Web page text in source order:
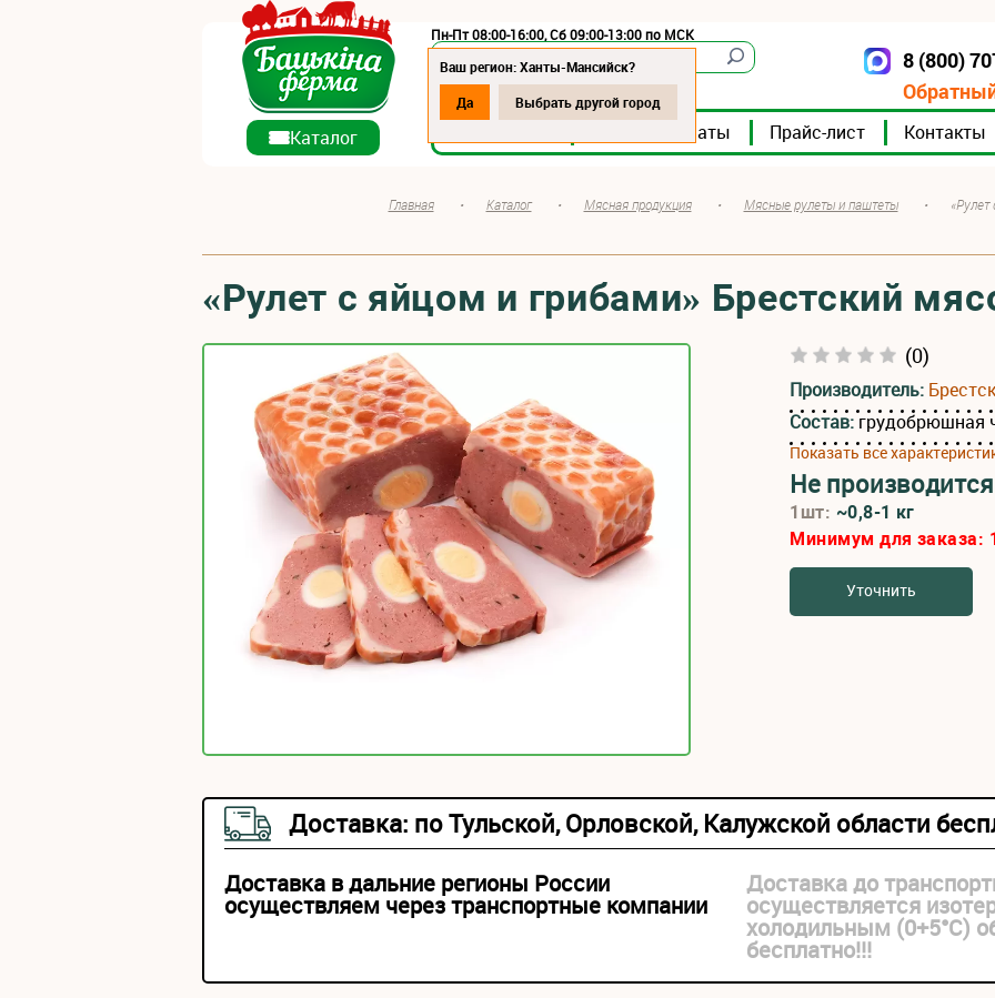
Пн-Пт 08:00-16:00, Сб 09:00-13:00 по МСК
Мясокомбинаты Прайс-лист Контакты
8 (800)
Ваш регион: Ханты-Мансийск?
Да
Выбрать другой город
Каталог
Главная • Каталог • Мясная продукция • Мясные рулеты и паштеты • «Рулет
«Рулет с яйцом и грибами» Брестский
(0)
Производитель:
Состав: грудобрюшная
Показать все
Не производится
1шт: ~0,8-1 кг
Минимум для заказа:
Уточнить
Доставка: по Тульской, Орловской, Калужской области
Доставка в дальние регионы России
осуществляем через транспортные компании
Доставка до
осуществляется
холодильным (0+5°С)
бесплатно!!!